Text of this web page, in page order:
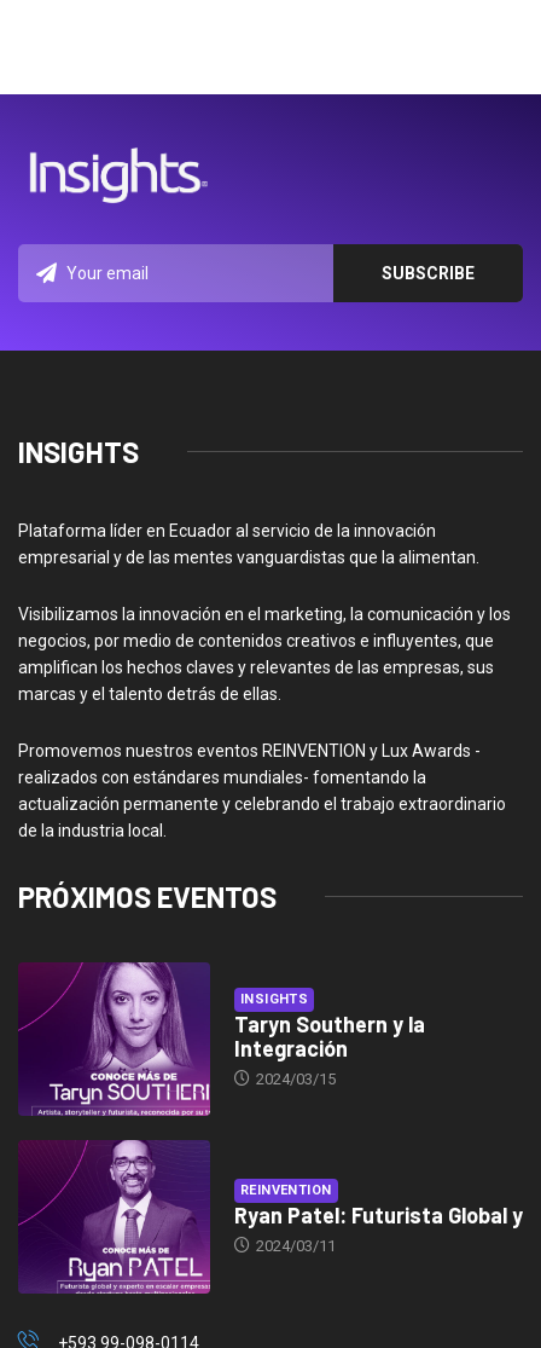
INSIGHTS
Plataforma líder en Ecuador al servicio de la innovación
empresarial y de las mentes vanguardistas que la alimentan.
Visibilizamos la innovación en el marketing, la comunicación y los
negocios, por medio de contenidos creativos e influyentes, que
amplifican los hechos claves y relevantes de las empresas, sus
marcas y el talento detrás de ellas.
Promovemos nuestros eventos REINVENTION y Lux Awards -
realizados con estándares mundiales- fomentando la
actualización permanente y celebrando el trabajo extraordinario
de la industria local.
PRÓXIMOS EVENTOS
INSIGHTS
Taryn Southern y la
Integración
2024/03/15
REINVENTION
Ryan Patel: Futurista Global y
2024/03/11
+593 99-098-0114